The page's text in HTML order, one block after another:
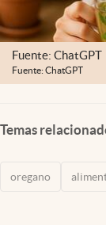
Fuente: ChatGPT
Fuente: ChatGPT
Temas
oregano